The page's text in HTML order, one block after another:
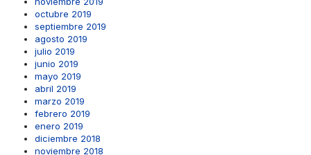
octubre 2019
septiembre 2019
agosto 2019
julio 2019
junio 2019
mayo 2019
abril 2019
marzo 2019
febrero 2019
enero 2019
diciembre 2018
noviembre 2018